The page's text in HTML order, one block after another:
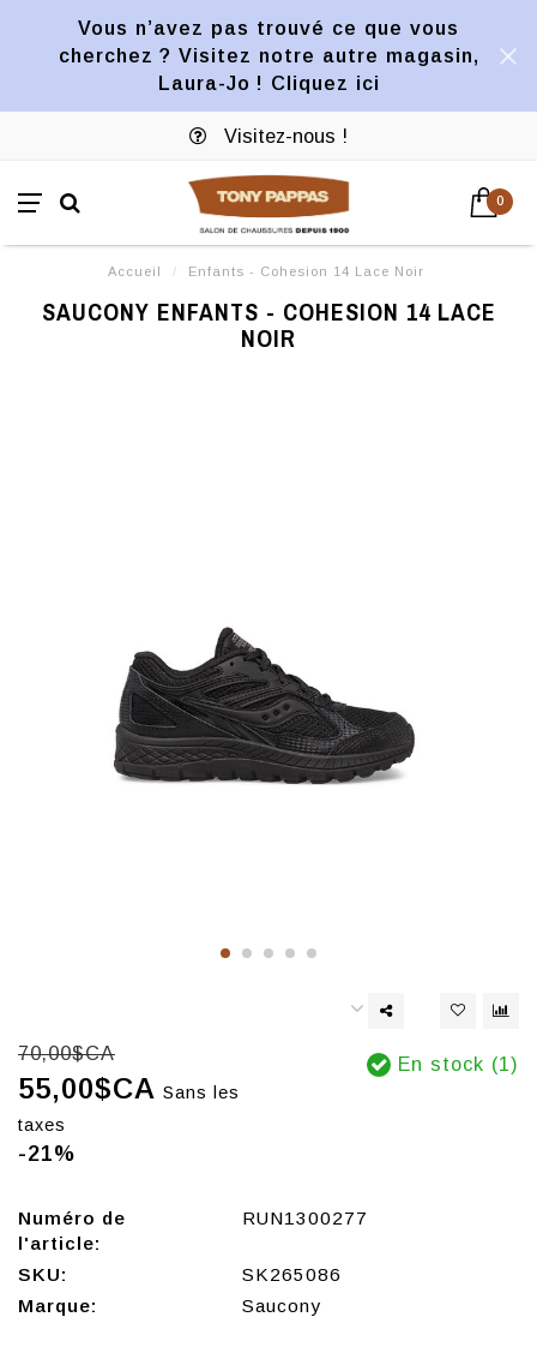
Vous n’avez pas trouvé ce que vous
cherchez ? Visitez notre autre magasin,
Laura-Jo ! Cliquez ici
Visitez-nous !
0
Accueil / Enfants - Cohesion 14 Lace Noir
SAUCONY ENFANTS - COHESION 14 LACE
NOIR
70,00$CA
55,00$CA Sans les
taxes
-21%
En stock (1)
Numéro de
l'article:
RUN1300277
SKU:
SK265086
Marque:
Saucony